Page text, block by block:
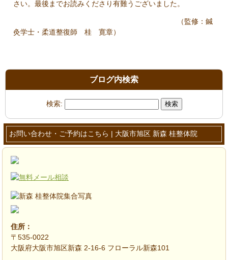
さい。最後までお読みくださり有難うございました。
（監修：鍼
灸学士・柔道整復師 桂 寛章）
ブログ内検索
検索:
お問い合わせ・ご予約はこちら | 大阪市旭区 新森 桂整体院
住所：
〒535-0022
大阪府大阪市旭区新森 2-16-6 フローラル新森101